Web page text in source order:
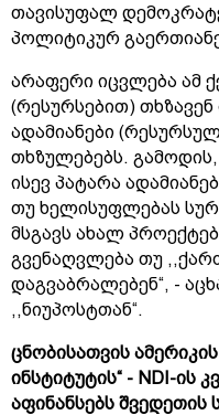
თავისუფალ
პოლიტიკურ
არაფერი იცვლება ამ
(რესურსებით)
ადამიანები
თხზულებებს. გამოდის,
ისევ პატარა
თუ ხელისუფლებას
მსგავს ახალ
გვენაღვლება თუ
დაგვაბრალებენ“, -
,,ნიუპოსტთან“.
ცნობისათვის
ინსტიტუტის“ - NDI-ის
აფინანსებს